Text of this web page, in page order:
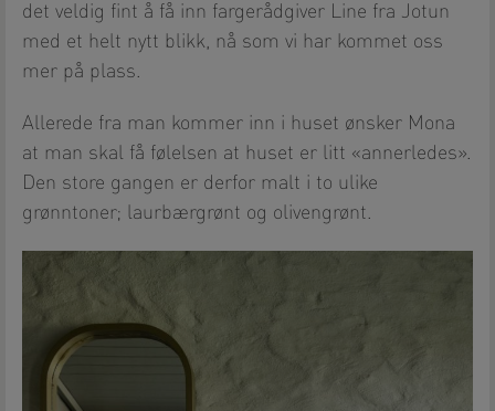
det veldig fint å få inn fargerådgiver Line fra Jotun
med et helt nytt blikk, nå som vi har kommet oss
mer på plass.
Allerede fra man kommer inn i huset ønsker Mona
at man skal få følelsen at huset er litt «annerledes».
Den store gangen er derfor malt i to ulike
grønntoner; laurbærgrønt og olivengrønt.